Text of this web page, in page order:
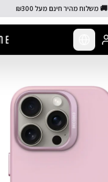
🚚 משלוח מהיר חינם מעל ₪300